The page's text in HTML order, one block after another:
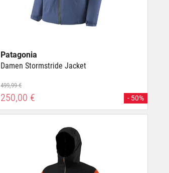
Patagonia
Damen Stormstride Jacket
499,99 €
250,00 € - 50%